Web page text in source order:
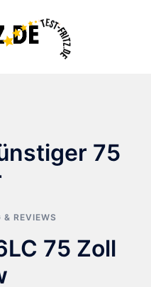
75
& REVIEWS
75 Zoll